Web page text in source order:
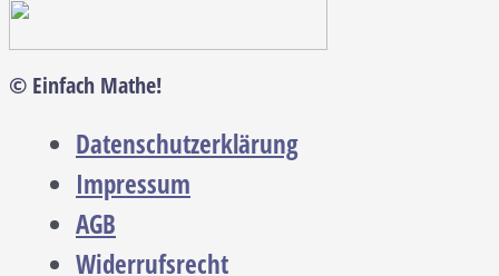
© Einfach Mathe!
Datenschutzerklärung
Impressum
AGB
Widerrufsrecht